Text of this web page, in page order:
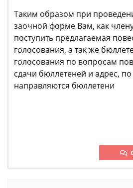
Таким образом при
заочной форме Вам, как
поступить предлагаемая
голосования, а так же
голосования по вопросам
сдачи бюллетеней и адрес,
направляются бюллетени